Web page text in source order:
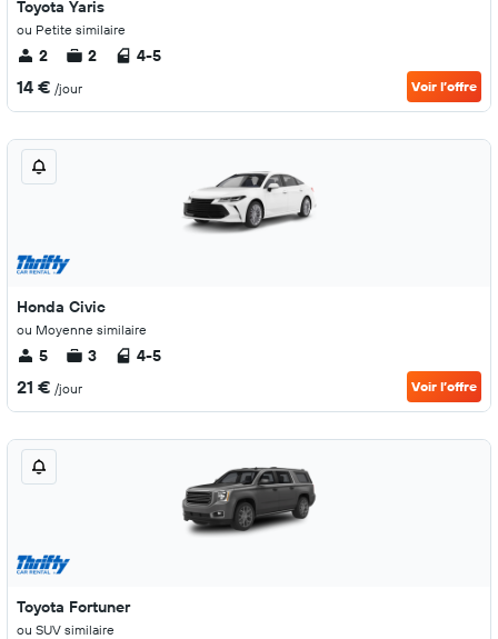
Toyota Yaris
ou Petite similaire
2 2 4-5
14 € /jour Voir l’offre
Honda Civic
ou Moyenne similaire
5 3 4-5
21 € /jour Voir l’offre
Toyota Fortuner
ou SUV similaire